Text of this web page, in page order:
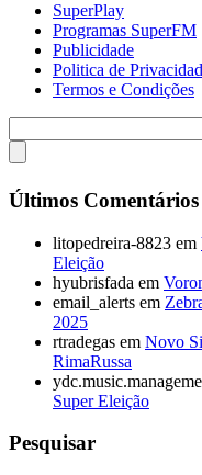
SuperPlay
Programas SuperFM
Publicidade
Politica de
Termos e Condições
Últimos Comentários
litopedreira-8823 em
Eleição
hyubrisfada em
email_alerts em
2025
rtradegas em Novo
RimaRussa
Super Eleição
Pesquisar